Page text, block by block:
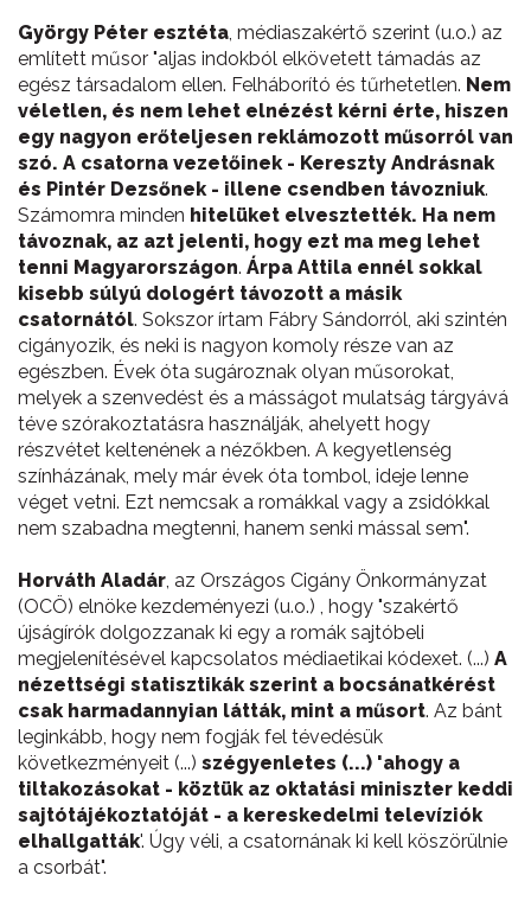
György Péter esztéta, médiaszakértő szerint (u.o.) az
említett műsor "aljas indokból elkövetett támadás az
egész társadalom ellen. Felháborító és tűrhetetlen. Nem
véletlen, és nem lehet elnézést kérni érte, hiszen
egy nagyon erőteljesen reklámozott műsorról van
szó. A csatorna vezetőinek - Kereszty Andrásnak
és Pintér Dezsőnek - illene csendben távozniuk.
Számomra minden hitelüket elvesztették. Ha nem
távoznak, az azt jelenti, hogy ezt ma meg lehet
tenni Magyarországon. Árpa Attila ennél sokkal
kisebb súlyú dologért távozott a másik
csatornától. Sokszor írtam Fábry Sándorról, aki szintén
cigányozik, és neki is nagyon komoly része van az
egészben. Évek óta sugároznak olyan műsorokat,
melyek a szenvedést és a másságot mulatság tárgyává
téve szórakoztatásra használják, ahelyett hogy
részvétet keltenének a nézőkben. A kegyetlenség
színházának, mely már évek óta tombol, ideje lenne
véget vetni. Ezt nemcsak a romákkal vagy a zsidókkal
nem szabadna megtenni, hanem senki mással sem".
Horváth Aladár, az Országos Cigány Önkormányzat
(OCÖ) elnöke kezdeményezi (u.o.) , hogy "szakértő
újságírók dolgozzanak ki egy a romák sajtóbeli
megjelenítésével kapcsolatos médiaetikai kódexet. (...) A
nézettségi statisztikák szerint a bocsánatkérést
csak harmadannyian látták, mint a műsort. Az bánt
leginkább, hogy nem fogják fel tévedésük
következményeit (...) szégyenletes (...) 'ahogy a
tiltakozásokat - köztük az oktatási miniszter keddi
sajtótájékoztatóját - a kereskedelmi televíziók
elhallgatták'. Úgy véli, a csatornának ki kell köszörülnie
a csorbát".